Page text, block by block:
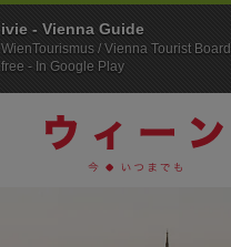
ivie - Vienna Guide
WienTourismus / Vienna Tourist Board
free - In Google Play